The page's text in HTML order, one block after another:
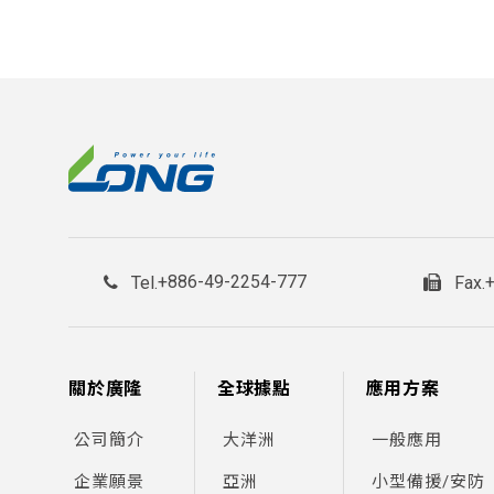
Tel.+886-49-2254-777 Fax.
關於廣隆
公司簡介
企業願景
全球據點
大洋洲
亞洲
應用方案
一般應用
小型備援/安防